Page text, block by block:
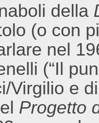
della
(o con
nel
(“Il
Virgilio e
Progetto